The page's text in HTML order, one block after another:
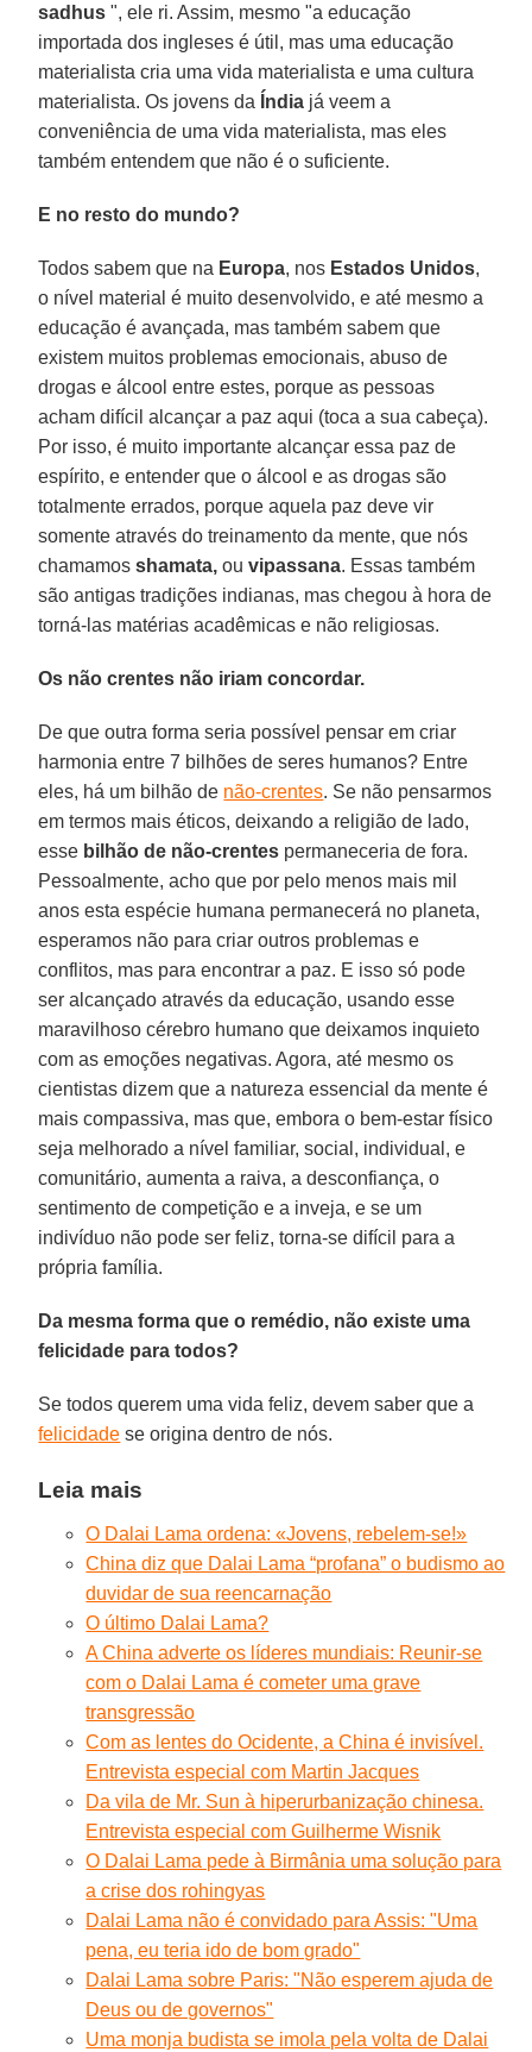
sadhus ", ele ri. Assim, mesmo "a educação
importada dos ingleses é útil, mas uma educação
materialista cria uma vida materialista e uma cultura
materialista. Os jovens da Índia já veem a
conveniência de uma vida materialista, mas eles
também entendem que não é o suficiente.
E no resto do mundo?
Todos sabem que na Europa, nos Estados Unidos,
o nível material é muito desenvolvido, e até mesmo a
educação é avançada, mas também sabem que
existem muitos problemas emocionais, abuso de
drogas e álcool entre estes, porque as pessoas
acham difícil alcançar a paz aqui (toca a sua cabeça).
Por isso, é muito importante alcançar essa paz de
espírito, e entender que o álcool e as drogas são
totalmente errados, porque aquela paz deve vir
somente através do treinamento da mente, que nós
chamamosshamata, ouvipassana. Essas também
são antigas tradições indianas, mas chegou à hora de
torná-las matérias acadêmicas e não religiosas.
Os não crentes não iriam concordar.
De que outra forma seria possível pensar em criar
harmonia entre 7 bilhões de seres humanos? Entre
eles, há um bilhão de não-crentes. Se não pensarmos
em termos mais éticos, deixando a religião de lado,
esse bilhão de não-crentes permaneceria de fora.
Pessoalmente, acho que por pelo menos mais mil
anos esta espécie humana permanecerá no planeta,
esperamos não para criar outros problemas e
conflitos, mas para encontrar a paz. E isso só pode
ser alcançado através da educação, usando esse
maravilhoso cérebro humano que deixamos inquieto
com as emoções negativas. Agora, até mesmo os
cientistas dizem que a natureza essencial da mente é
mais compassiva, mas que, embora o bem-estar físico
seja melhorado a nível familiar, social, individual, e
comunitário, aumenta a raiva, a desconfiança, o
sentimento de competição e a inveja, e se um
indivíduo não pode ser feliz, torna-se difícil para a
própria família.
Da mesma forma que o remédio, não existe uma
felicidade para todos?
Se todos querem uma vida feliz, devem saber que a
felicidade se origina dentro de nós.
Leia mais
O Dalai Lama ordena: «Jovens, rebelem-se!»
China diz que Dalai Lama “profana” o budismo ao
duvidar de sua reencarnação
O último Dalai Lama?
A China adverte os líderes mundiais: Reunir-se
com o Dalai Lama é cometer uma grave
transgressão
Com as lentes do Ocidente, a China é invisível.
Entrevista especial com Martin Jacques
Da vila de Mr. Sun à hiperurbanização chinesa.
Entrevista especial com Guilherme Wisnik
O Dalai Lama pede à Birmânia uma solução para
a crise dos rohingyas
Dalai Lama não é convidado para Assis: "Uma
pena, eu teria ido de bom grado"
Dalai Lama sobre Paris: "Não esperem ajuda de
Deus ou de governos"
Uma monja budista se imola pela volta de Dalai